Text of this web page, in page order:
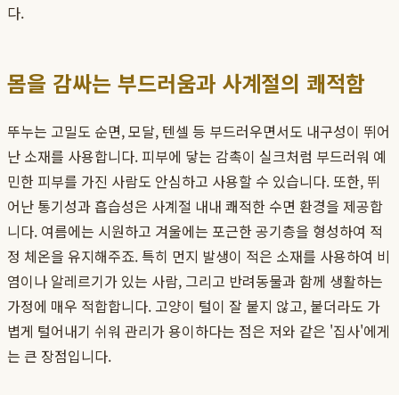
다.
몸을 감싸는 부드러움과 사계절의 쾌적함
뚜누는 고밀도 순면, 모달, 텐셀 등 부드러우면서도 내구성이 뛰어
난 소재를 사용합니다. 피부에 닿는 감촉이 실크처럼 부드러워 예
민한 피부를 가진 사람도 안심하고 사용할 수 있습니다. 또한, 뛰
어난 통기성과 흡습성은 사계절 내내 쾌적한 수면 환경을 제공합
니다. 여름에는 시원하고 겨울에는 포근한 공기층을 형성하여 적
정 체온을 유지해주죠. 특히 먼지 발생이 적은 소재를 사용하여 비
염이나 알레르기가 있는 사람, 그리고 반려동물과 함께 생활하는
가정에 매우 적합합니다. 고양이 털이 잘 붙지 않고, 붙더라도 가
볍게 털어내기 쉬워 관리가 용이하다는 점은 저와 같은 '집사'에게
는 큰 장점입니다.